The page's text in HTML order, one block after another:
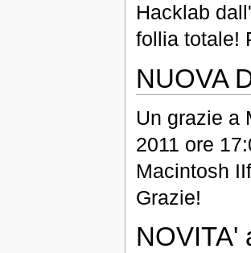
Hacklab
follia totale!
NUOVA
Un grazie a
2011 ore
Macintosh
Grazie!
NOVITA'